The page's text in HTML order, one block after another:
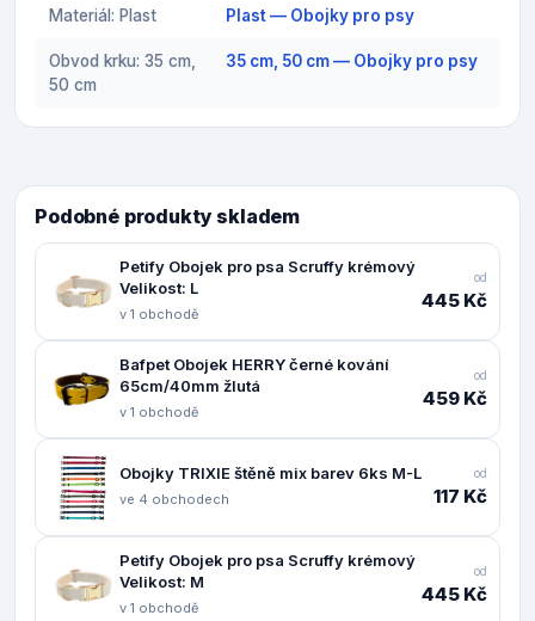
Materiál: Plast Plast — Obojky pro psy
Obvod krku: 35 cm,
50 cm
35 cm, 50 cm — Obojky pro psy
Podobné produkty skladem
Petify Obojek pro psa Scruffy krémový
Velikost: L
v 1 obchodě
od
445 Kč
Bafpet Obojek HERRY černé kování
65cm/40mm žlutá
v 1 obchodě
od
459 Kč
Obojky TRIXIE štěně mix barev 6ks M-L
ve 4 obchodech
od
117 Kč
Petify Obojek pro psa Scruffy krémový
Velikost: M
v 1 obchodě
od
445 Kč